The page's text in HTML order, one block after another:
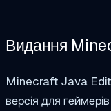
Видання
Minecraft Java
версія для